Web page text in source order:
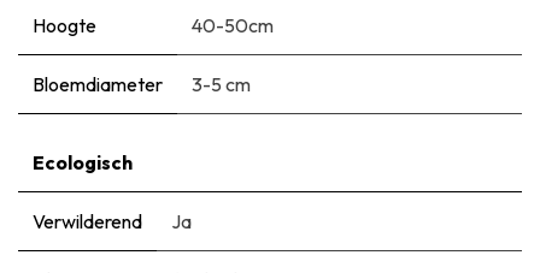
Hoogte 40-50cm
Bloemdiameter 3-5 cm
Ecologisch
Verwilderend Ja